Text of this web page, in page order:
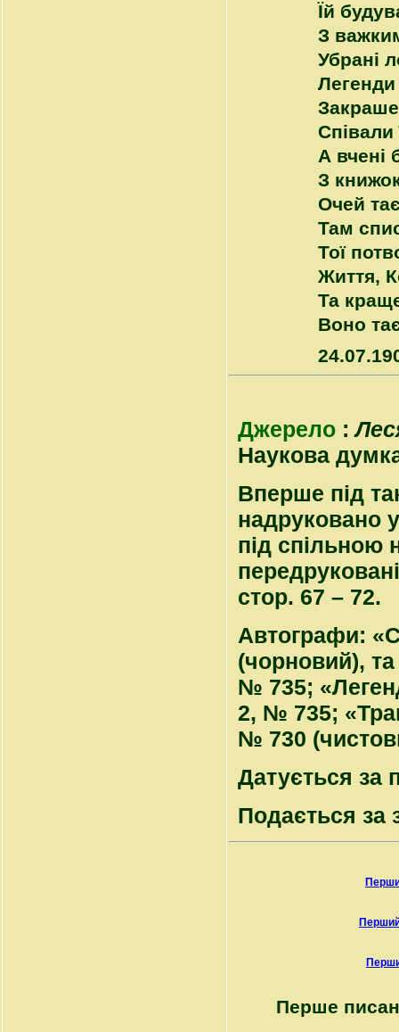
Їй
З
Убрані
Легенди
Співали
А вчені
З
Очей
Там
Тої
Життя,
Та
Воно
Джерело :
Наукова
Вперше під
надруковано
під спільною
стор. 67 – 72.
Автографи:
(чорновий),
№ 735;
2, № 735;
№ 730
Датується за
Подається за
Перше